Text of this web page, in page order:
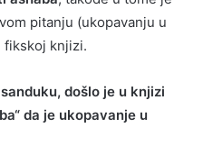
pitanju (ukopavanju u
fikskoj knjizi.
došlo je u knjizi
da je ukopavanje u